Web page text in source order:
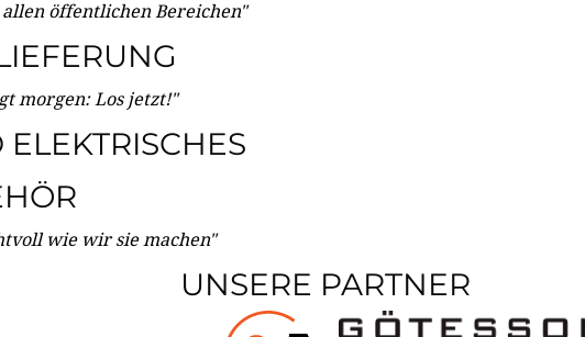
öffentlichen Bereichen"
morgen: Los jetzt!"
wie wir sie machen"
UNSERE PARTNER